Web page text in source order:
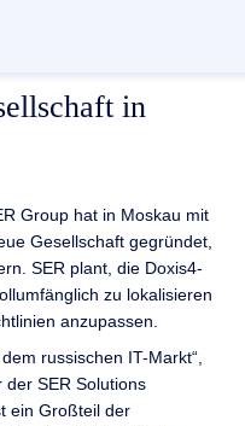
in
Group hat in Moskau mit
Gesellschaft gegründet,
SER plant, die Doxis4-
zu lokalisieren
anzupassen.
russischen IT-Markt“,
SER Solutions
ein Großteil der